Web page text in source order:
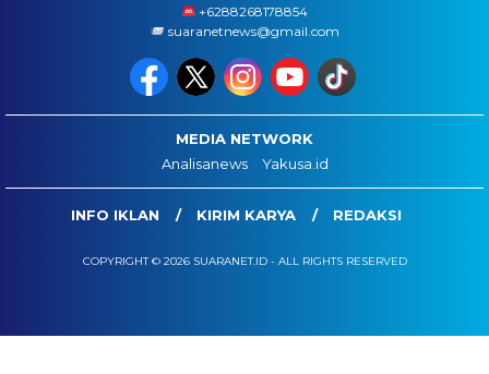
+6288268178854
suaranetnews@gmail.com
MEDIA NETWORK
Analisanews
Yakusa.id
INFO IKLAN KIRIM KARYA REDAKSI
COPYRIGHT © 2026 SUARANET.ID - ALL RIGHTS RESERVED